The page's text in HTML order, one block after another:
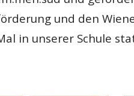
und den
in unserer Schule